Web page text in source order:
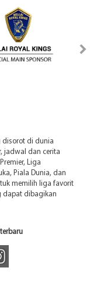
disorot di dunia
jadwal dan cerita
Liga
Piala Dunia, dan
memilih liga favorit
dapat dibagikan